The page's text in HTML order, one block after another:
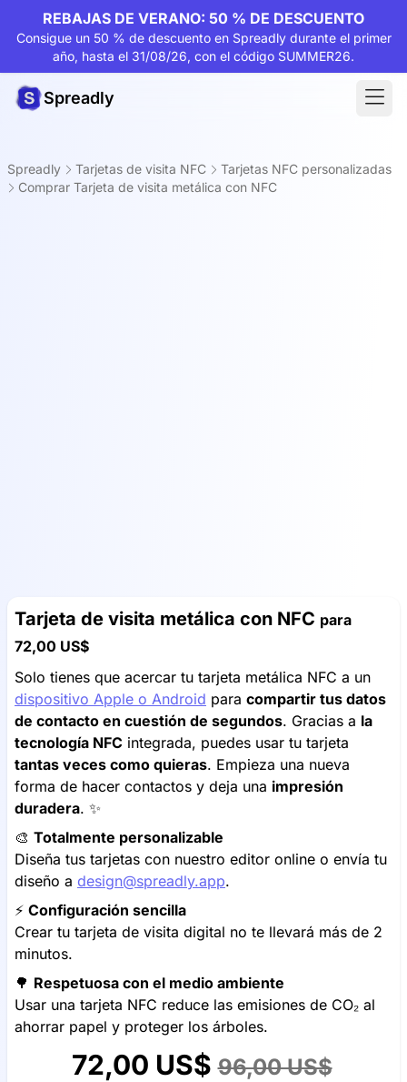
REBAJAS DE VERANO: 50 % DE DESCUENTO
Consigue un 50 % de descuento en Spreadly durante el primer
año, hasta el 31/08/26, con el código SUMMER26.
Spreadly
Spreadly Tarjetas de visita NFC
Tarjetas NFC personalizadas
Comprar Tarjeta de visita metálica con NFC
Tarjeta de visita metálica con NFC para
72,00 US$
Solo tienes que acercar tu tarjeta metálica NFC a un
dispositivo Apple o Android para compartir tus datos
de contacto en cuestión de segundos. Gracias a la
tecnología NFC integrada, puedes usar tu tarjeta
tantas veces como quieras. Empieza una nueva
forma de hacer contactos y deja una impresión
duradera. ✨
🎨 Totalmente personalizable
Diseña tus tarjetas con nuestro editor online o envía tu
diseño a design@spreadly.app.
⚡️ Configuración sencilla
Crear tu tarjeta de visita digital no te llevará más de 2
minutos.
🌳 Respetuosa con el medio ambiente
Usar una tarjeta NFC reduce las emisiones de CO₂ al
ahorrar papel y proteger los árboles.
72,00 US$ 96,00 US$